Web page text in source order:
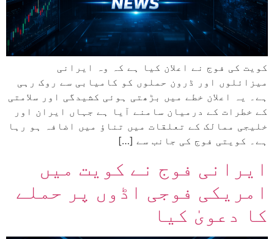
کویت کی فوج نے اعلان کیا ہے کہ وہ ایرانی
میزائلوں اور ڈرون حملوں کو کامیابی سے روک رہی
ہے۔ یہ اعلان خطے میں بڑھتی ہوئی کشیدگی اور سلامتی
کے خطرات کے درمیان سامنے آیا ہے جہاں ایران اور
خلیجی ممالک کے تعلقات میں تناؤ میں اضافہ ہو رہا
ہے۔ کویتی فوج کی جانب سے […]
ایرانی فوج نے کویت میں
امریکی فوجی اڈوں پر حملے
کا دعویٰ کیا